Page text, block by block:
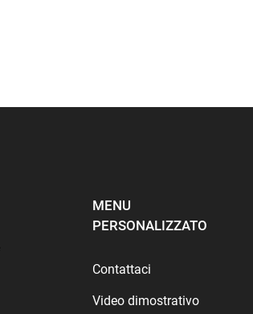
MENU
PERSONALIZZATO
Contattaci
Video dimostrativo